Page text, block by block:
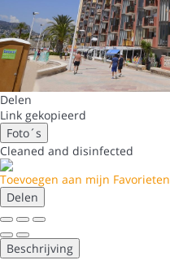
Delen
Link gekopieerd
Foto´s
Cleaned and disinfected
Toevoegen aan mijn Favorieten
Delen
Beschrijving